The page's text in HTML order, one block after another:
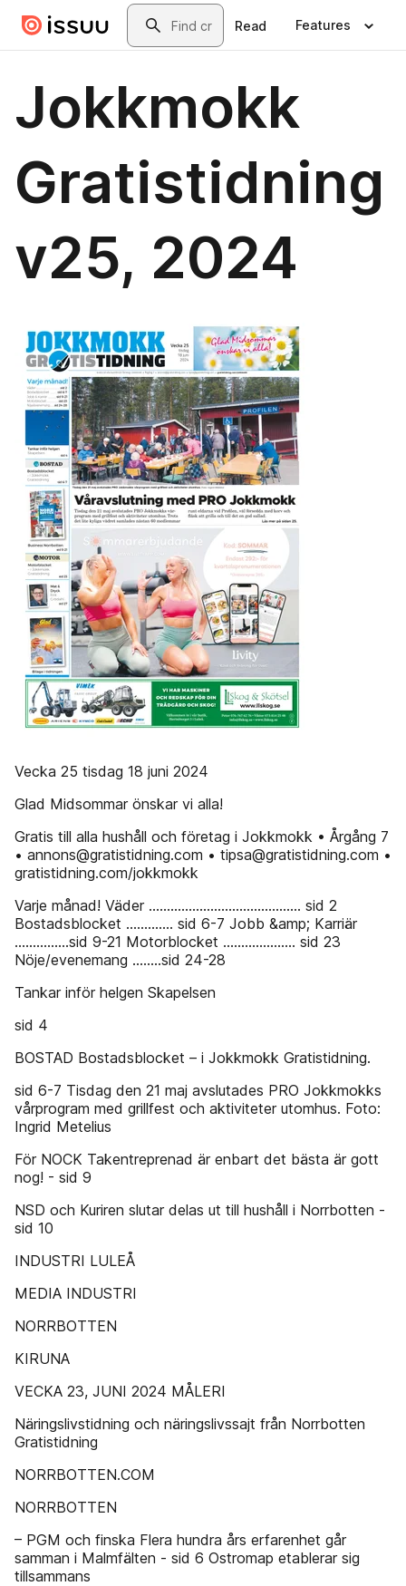
Skip to main contentSearch
Read Features
Jokkmokk
Gratistidning
v25, 2024
Vecka 25 tisdag 18 juni 2024
Glad Midsommar önskar vi alla!
Gratis till alla hushåll och företag i Jokkmokk • Årgång 7
• annons@gratistidning.com • tipsa@gratistidning.com •
gratistidning.com/jokkmokk
Varje månad! Väder .......................................... sid 2
Bostadsblocket ............. sid 6-7 Jobb &amp; Karriär
...............sid 9-21 Motorblocket .................... sid 23
Nöje/evenemang ........sid 24-28
Tankar inför helgen Skapelsen
sid 4
BOSTAD Bostadsblocket – i Jokkmokk Gratistidning.
sid 6-7 Tisdag den 21 maj avslutades PRO Jokkmokks
vårprogram med grillfest och aktiviteter utomhus. Foto:
Ingrid Metelius
För NOCK Takentreprenad är enbart det bästa är gott
nog! - sid 9
NSD och Kuriren slutar delas ut till hushåll i Norrbotten -
sid 10
INDUSTRI LULEÅ
MEDIA INDUSTRI
NORRBOTTEN
KIRUNA
VECKA 23, JUNI 2024 MÅLERI
Näringslivstidning och näringslivssajt från Norrbotten
Gratistidning
NORRBOTTEN.COM
NORRBOTTEN
– PGM och finska Flera hundra års erfarenhet går
samman i Malmfälten - sid 6 Ostromap etablerar sig
tillsammans